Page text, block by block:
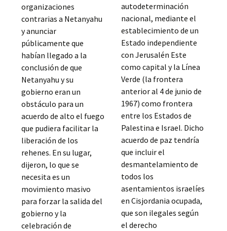
organizaciones
contrarias a Netanyahu
y anunciar
públicamente que
habían llegado a la
conclusión de que
Netanyahu y su
gobierno eran un
obstáculo para un
acuerdo de alto el fuego
que pudiera facilitar la
liberación de los
rehenes. En su lugar,
dijeron, lo que se
necesita es un
movimiento masivo
para forzar la salida del
gobierno y la
celebración de
autodeterminación
nacional, mediante el
establecimiento de un
Estado independiente
con Jerusalén Este
como capital y la Línea
Verde (la frontera
anterior al 4 de junio de
1967) como frontera
entre los Estados de
Palestina e Israel. Dicho
acuerdo de paz tendría
que incluir el
desmantelamiento de
todos los
asentamientos israelíes
en Cisjordania ocupada,
que son ilegales según
el derecho